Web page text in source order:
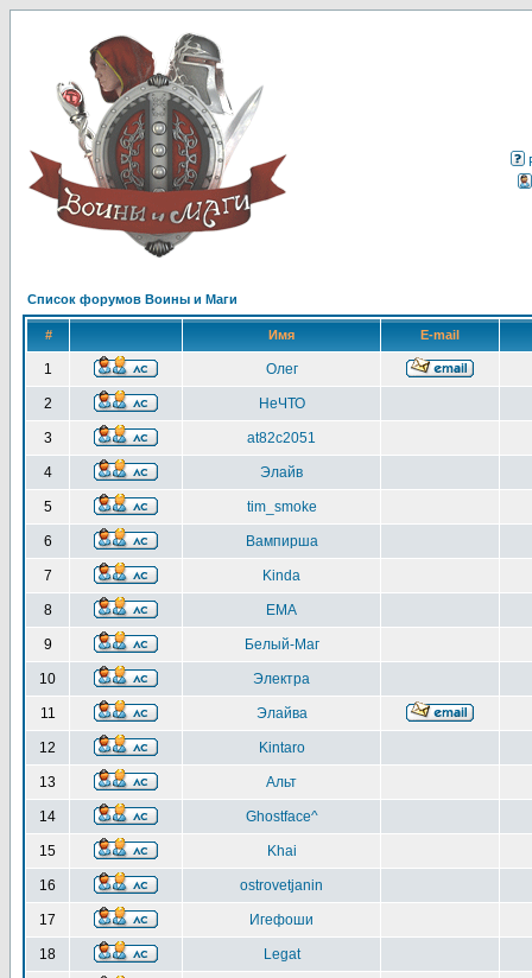
Список форумов Воины и Маги
# Имя E-mail
1 Олег
2 НеЧТО
3 at82c2051
4 Элайв
5 tim_smoke
6 Вампирша
7 Kinda
8 EMA
9 Белый-Маг
10 Электра
11 Элайва
12 Kintaro
13 Альт
14 Ghostface^
15 Khai
16 ostrovetjanin
17 Игефоши
18 Legat